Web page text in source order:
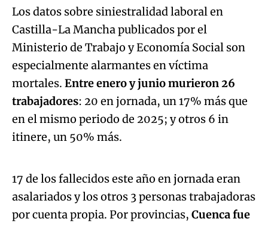
Los datos sobre siniestralidad laboral en
Castilla-La Mancha publicados por el
Ministerio de Trabajo y Economía Social son
especialmente alarmantes en víctima
mortales. Entre enero y junio murieron 26
trabajadores: 20 en jornada, un 17% más que
en el mismo periodo de 2025; y otros 6 in
itinere, un 50% más.Algo salió mal.
Try again
17 de los fallecidos este año en jornada eran
asalariados y los otros 3 personas trabajadoras
por cuenta propia. Por provincias, Cuenca fue